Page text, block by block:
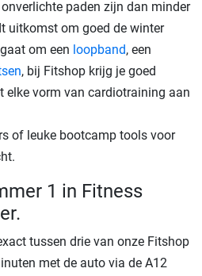
paden zijn dan minder
uitkomst om goed de winter
om een loopband, een
, bij Fitshop krijg je goed
elke vorm van cardiotraining aan
of leuke bootcamp tools voor
1 in Fitness
tussen drie van onze Fitshop
met de auto via de A12